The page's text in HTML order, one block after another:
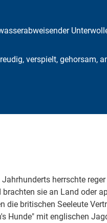
verspielt, gehorsam,
herrschte
sie an Land oder
die britischen Seeleute
Hunde" mit englischen